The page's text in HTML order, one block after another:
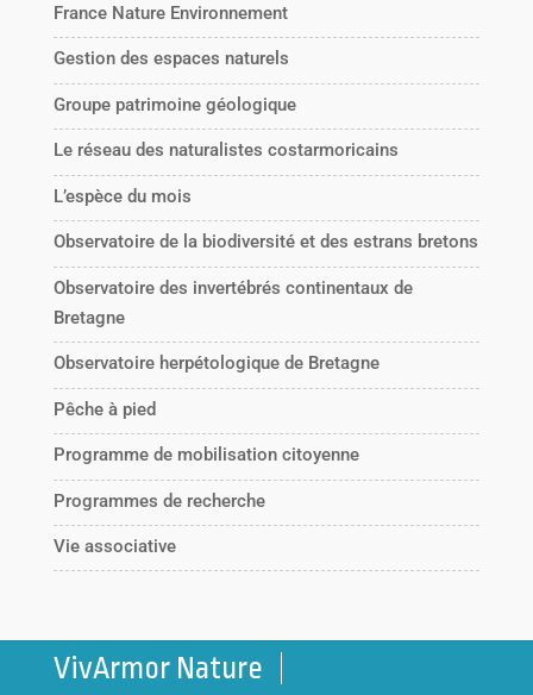
France Nature Environnement
Gestion des espaces naturels
Groupe patrimoine géologique
Le réseau des naturalistes costarmoricains
L’espèce du mois
Observatoire de la biodiversité et des estrans bretons
Observatoire des invertébrés continentaux de
Bretagne
Observatoire herpétologique de Bretagne
Pêche à pied
Programme de mobilisation citoyenne
Programmes de recherche
Vie associative
VivArmor Nature